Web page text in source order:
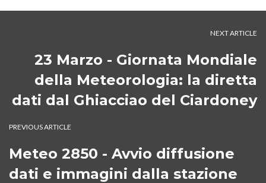
NEXT ARTICLE
23 Marzo - Giornata Mondiale
della Meteorologia: la diretta
dati dal Ghiacciao del Ciardoney
PREVIOUS ARTICLE
Meteo 2850 - Avvio diffusione
dati e immagini dalla stazione